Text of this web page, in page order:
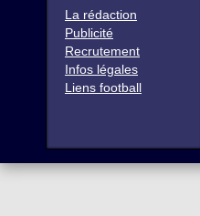
La rédaction
Publicité
Recrutement
Infos légales
Liens football